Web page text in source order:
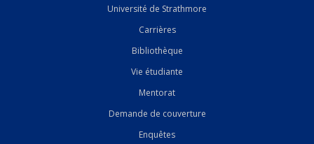
Université de Strathmore
Carrières
Bibliothèque
Vie étudiante
Mentorat
Demande de couverture
Enquêtes